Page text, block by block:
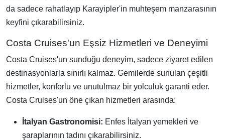
da sadece rahatlayıp Karayipler'in muhteşem manzarasının
keyfini çıkarabilirsiniz.
Costa Cruises'un Eşsiz Hizmetleri ve Deneyimi
Costa Cruises'un sunduğu deneyim, sadece ziyaret edilen
destinasyonlarla sınırlı kalmaz. Gemilerde sunulan çeşitli
hizmetler, konforlu ve unutulmaz bir yolculuk garanti eder.
Costa Cruises'un öne çıkan hizmetleri arasında:
İtalyan Gastronomisi: Enfes İtalyan yemekleri ve
şaraplarının tadını çıkarabilirsiniz.